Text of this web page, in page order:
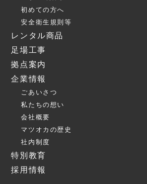
初めての方へ
安全衛生規則等
レンタル商品
足場工事
拠点案内
企業情報
ごあいさつ
私たちの想い
会社概要
マツオカの歴史
社内制度
特別教育
採用情報